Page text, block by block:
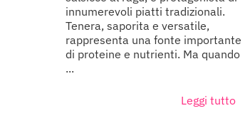
innumerevoli piatti tradizionali.
Tenera, saporita e versatile,
rappresenta una fonte importante
di proteine e nutrienti. Ma quando
...
Leggi tutto